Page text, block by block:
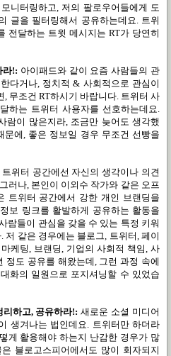
니터링하고
저의 팔로우어들에게 도
글을 필터링해서 공유하는데요
트위
전달하는 트윗 메시지는 RT가 당연히
라!: 아이패드와 같이 요즘 사람들의 관
다거나, 정치적 & 사회적으로 관심이
무조건 RT하시기 바랍니다 트위터 사
하는 트위터 사용자를 선호하는데요
람이 많은지라, 조금만 늦어도 생각했
문에
좋은 정보일 경우 무조건 선빵을
트위터 공간에선 자신의 생각이나 의견
그러나, 본인이 이외수 작가와 같은 오프
트위터 공간에서 강한 개인 브랜딩을
보 링크를 활발하게 공유하는 활동을
람들이 관심을 갖을 수 있는 특정 키워
저 같은 경우에는 블로그 트위터 ,페이
마케팅 브랜딩 기업의 사회적 책임 ,사
정도 공유를 해왔는데
그런 과정 속에
화의 일원으로 포지셔닝할 수 있었습
리하고, 공유하라!: 새로운 소셜 미디어
생겨나는 법인데요
트위터만 하더라
게 활용해야 하는지 난감한 경우가 많
블로고스피어에서도 많이 회자되지